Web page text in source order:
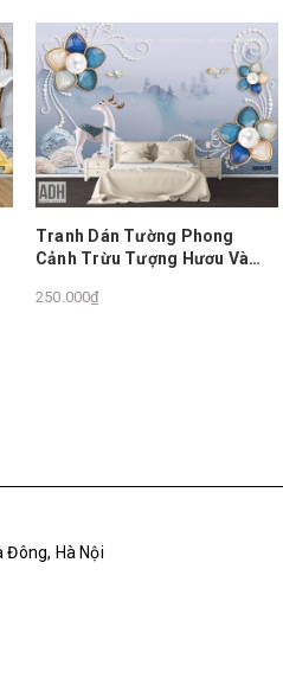
Tranh Dán Tường Phong
Cảnh Trừu Tượng Hươu Và
250.000₫
Đông, Hà Nội